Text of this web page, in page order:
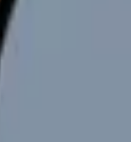
院向けサービスへの
ください。